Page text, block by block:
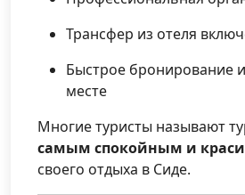
Трансфер из отеля
Быстрое бронирование
месте
Многие туристы называют
самым спокойным и
своего отдыха в Сиде.